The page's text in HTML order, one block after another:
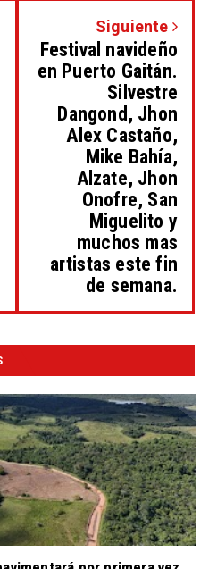
Siguiente
Festival navideño
en Puerto Gaitán.
Silvestre
Dangond, Jhon
Alex Castaño,
Mike Bahía,
Alzate, Jhon
Onofre, San
Miguelito y
muchos mas
artistas este fin
de semana.